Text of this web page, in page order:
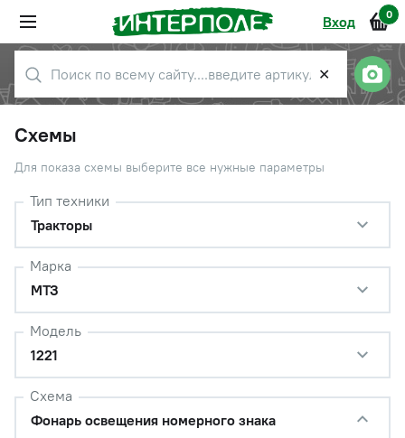
Вход 0
✕
Схемы
Для показа схемы выберите все нужные параметры
Тип техники
Тракторы
Марка
МТЗ
Модель
1221
Схема
Фонарь освещения номерного знака